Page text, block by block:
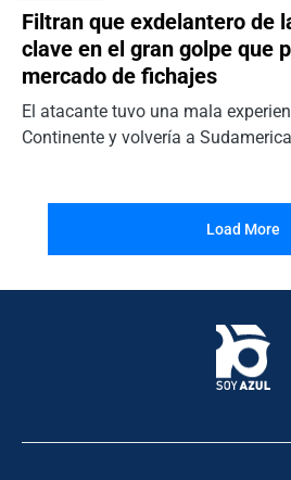
Filtran que exdelantero de
clave en el gran golpe que
mercado de fichajes
El atacante tuvo una mala
Continente y volvería a
Load More